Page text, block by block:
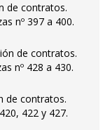
de contratos.
nº 397 a 400.
de contratos.
nº 428 a 430.
de contratos.
422 y 427.